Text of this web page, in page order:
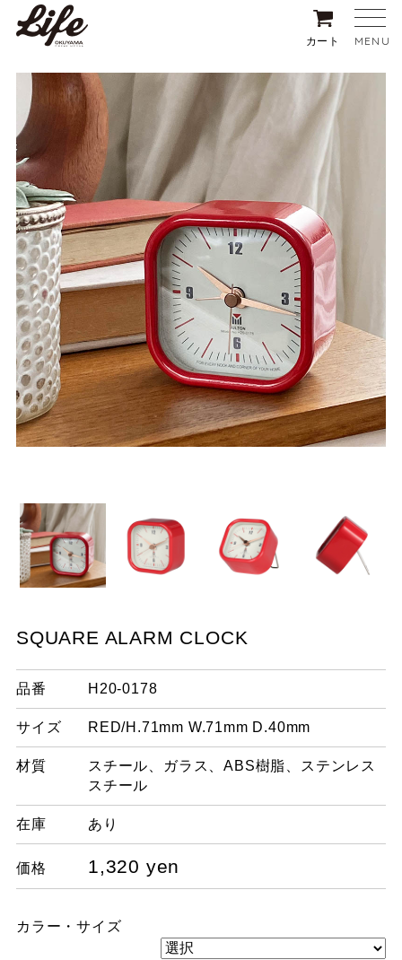
カート MENU
SQUARE ALARM CLOCK
品番 H20-0178
サイズ RED/H.71mm W.71mm D.40mm
材質
スチール、ガラス、ABS樹脂、ステンレス
スチール
在庫 あり
価格 1,320 yen
カラー・サイズ